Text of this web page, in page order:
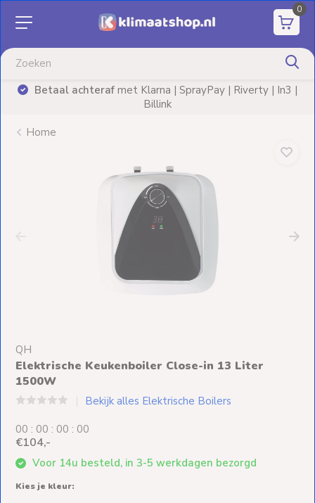
0
Betaal achterafmet Klarna | SprayPay | Riverty | In3 |
Billink
Aanbiedingen
verwarming
Installatiematerialen
Terrasverwarming
Weekendleveringen
Klantenservice
Contact
Home
QH
Elektrische Keukenboiler Close-in 13 Liter
1500W
Bekijk alles Elektrische Boilers
00 : 00 : 00 : 00
€104,-
Voor 14u besteld, in 3-5 werkdagen bezorgd
Kies je kleur: